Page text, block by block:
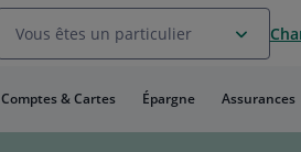
Vous êtes un particulier
Comptes & Cartes Épargne Assurances